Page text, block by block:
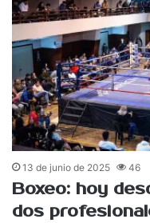
13 de junio de 2025 46
Boxeo: hoy
dos